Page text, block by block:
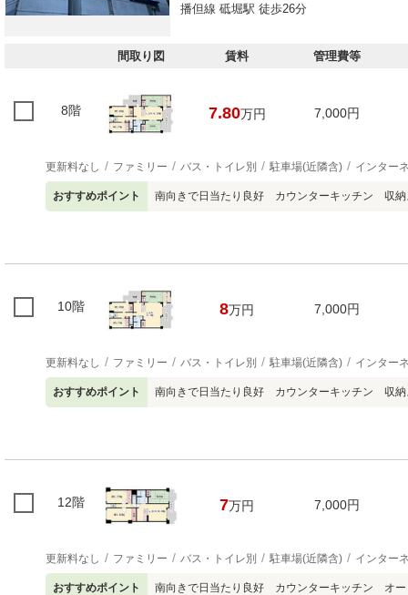
播但線 砥堀駅 徒歩26分
間取り図 賃料 管理費等
8階 7.80万円 7,000円
更新料なし ファミリー バス・トイレ別 駐車場(近隣含) インター
おすすめポイント 南向きで日当たり良好 カウンターキッチン 収
10階 8万円 7,000円
更新料なし ファミリー バス・トイレ別 駐車場(近隣含) インター
おすすめポイント 南向きで日当たり良好 カウンターキッチン 収
12階 7万円 7,000円
更新料なし ファミリー バス・トイレ別 駐車場(近隣含) インター
おすすめポイント 南向きで日当たり良好 カウンターキッチン オ